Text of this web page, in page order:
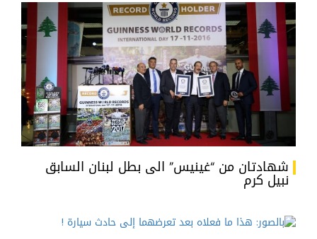
شهادتان من “غينيس” الى بطل لبنان السابق
نبيل كرم